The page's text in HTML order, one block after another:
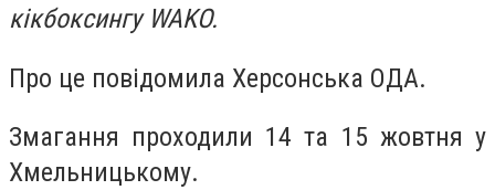
кікбоксингу WAKO.
Про це повідомила Херсонська ОДА.
Змагання проходили 14 та 15 жовтня у
Хмельницькому.